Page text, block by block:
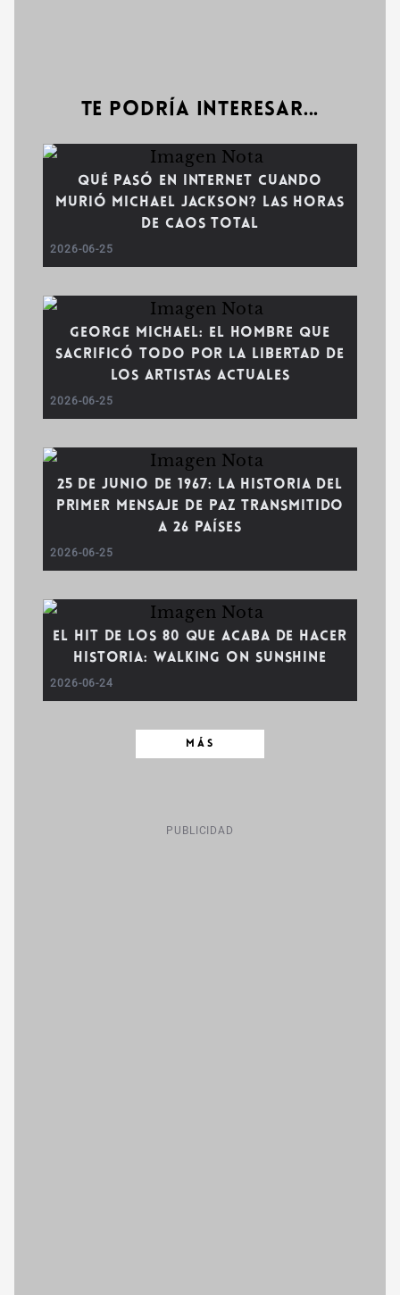
Te podría interesar...
Qué pasó en internet cuando
murió Michael Jackson? Las horas
de caos total
2026-06-25
George Michael: El hombre que
sacrificó todo por la libertad de
los artistas actuales
2026-06-25
25 de junio de 1967: La historia del
primer mensaje de paz transmitido
a 26 países
2026-06-25
El hit de los 80 que acaba de hacer
historia: Walking On Sunshine
2026-06-24
MÁS
PUBLICIDAD